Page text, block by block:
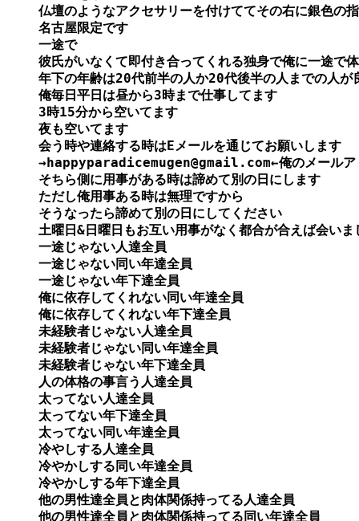
仏壇のようなアクセサリーを付けててその右に銀色の
名古屋限定です
一途で
彼氏がいなくて即付き合ってくれる独身で俺に一途で
年下の年齢は20代前半の人か20代後半の人までの人が
俺毎日平日は昼から3時まで仕事してます
3時15分から空いてます
夜も空いてます
会う時や連絡する時はEメールを通じてお願いします
→happyparadicemugen@gmail.com←俺のメールア
そちら側に用事がある時は諦めて別の日にします
ただし俺用事ある時は無理ですから
そうなったら諦めて別の日にしてください
土曜日&日曜日もお互い用事がなく都合が合えば会いま
一途じゃない人達全員
一途じゃない同い年達全員
一途じゃない年下達全員
俺に依存してくれない同い年達全員
俺に依存してくれない年下達全員
未経験者じゃない人達全員
未経験者じゃない同い年達全員
未経験者じゃない年下達全員
人の体格の事言う人達全員
太ってない人達全員
太ってない年下達全員
太ってない同い年達全員
冷やしする人達全員
冷やかしする同い年達全員
冷やかしする年下達全員
他の男性達全員と肉体関係持ってる人達全員
他の男性達全員と肉体関係持ってる同い年達全員